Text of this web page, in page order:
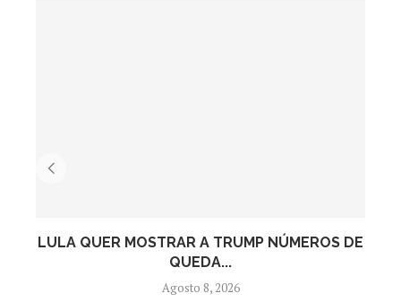
LULA QUER MOSTRAR A TRUMP NÚMEROS DE
QUEDA...
Agosto 8, 2026